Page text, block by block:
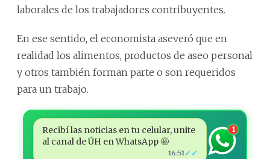
laborales de los trabajadores contribuyentes.
En ese sentido, el economista aseveró que en
realidad los alimentos, productos de aseo personal
y otros también forman parte o son requeridos
para un trabajo.
Recibí las noticias en tu celular, unite
al canal de ÚH en WhatsApp 🤩
16:51 ✓✓
1